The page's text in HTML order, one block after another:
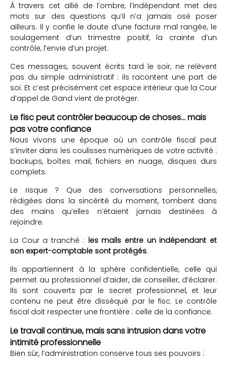
À travers cet allié de l’ombre, l’indépendant met des
mots sur des questions qu’il n’a jamais osé poser
ailleurs. Il y confie le doute d’une facture mal rangée, le
soulagement d’un trimestre positif, la crainte d’un
contrôle, l’envie d’un projet.
Ces messages, souvent écrits tard le soir, ne relèvent
pas du simple administratif : ils racontent une part de
soi. Et c’est précisément cet espace intérieur que la Cour
d’appel de Gand vient de protéger.
Le fisc peut contrôler beaucoup de choses… mais
pas votre confiance
Nous vivons une époque où un contrôle fiscal peut
s’inviter dans les coulisses numériques de votre activité :
backups, boîtes mail, fichiers en nuage, disques durs
complets.
Le risque ? Que des conversations personnelles,
rédigées dans la sincérité du moment, tombent dans
des mains qu’elles n’étaient jamais destinées à
rejoindre.
La Cour a tranché : les mails entre un indépendant et
son expert-comptable sont protégés.
Ils appartiennent à la sphère confidentielle, celle qui
permet au professionnel d’aider, de conseiller, d’éclairer.
Ils sont couverts par le secret professionnel, et leur
contenu ne peut être disséqué par le fisc. Le contrôle
fiscal doit respecter une frontière : celle de la confiance.
Le travail continue, mais sans intrusion dans votre
intimité professionnelle
Bien sûr, l’administration conserve tous ses pouvoirs :